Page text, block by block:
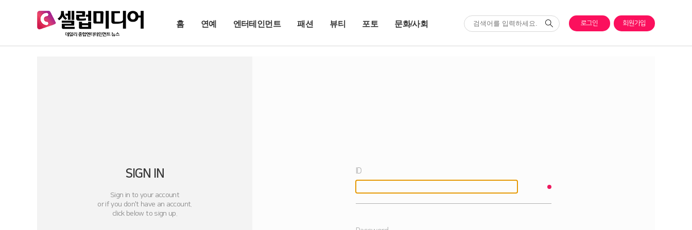
로그인 회원가입
홈 연예 엔터테인먼트 패션 뷰티 포토 문화/사회
SIGN IN
Sign in to your account
or if you don't have an account.
click below to sign up.
ID